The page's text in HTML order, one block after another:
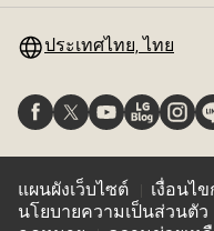
ประเทศไทย, ไทย
แผนผังเว็บไซต์
เงื่อนไ
นโยบายความเป็นส่วนตัว